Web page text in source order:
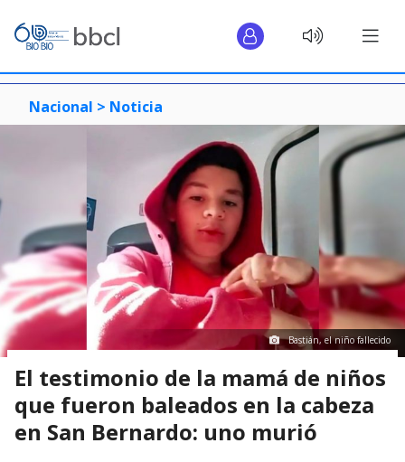
Nacional > Noticia
Bastián, el niño fallecido
El testimonio de la mamá de niños
que fueron baleados en la cabeza
en San Bernardo: uno murió